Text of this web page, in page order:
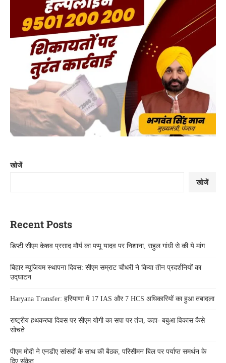
खोजें
खोजें
Recent Posts
डिप्टी सीएम केशव प्रसाद मौर्य का पप्पू यादव पर निशाना, राहुल गांधी से की ये मांग
बिहार म्यूजियम स्थापना दिवस: सीएम सम्राट चौधरी ने किया तीन प्रदर्शनियों का
उद्घाटन
Haryana Transfer: हरियाणा में 17 IAS और 7 HCS अधिकारियों का हुआ तबादला
राष्ट्रीय हथकरघा दिवस पर सीएम योगी का सपा पर तंज, कहा- बबुआ विकास कैसे
सोचते
पीएम मोदी ने एनडीए सांसदों के साथ की बैठक, परिसीमन बिल पर पर्याप्त समर्थन के
दिए संकेत